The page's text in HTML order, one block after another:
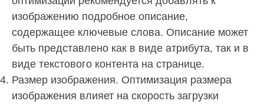
изображению подробное описание,
содержащее ключевые слова. Описание может
быть представлено как в виде атрибута, так и в
виде текстового контента на странице.
Размер изображения. Оптимизация размера
изображения влияет на скорость загрузки